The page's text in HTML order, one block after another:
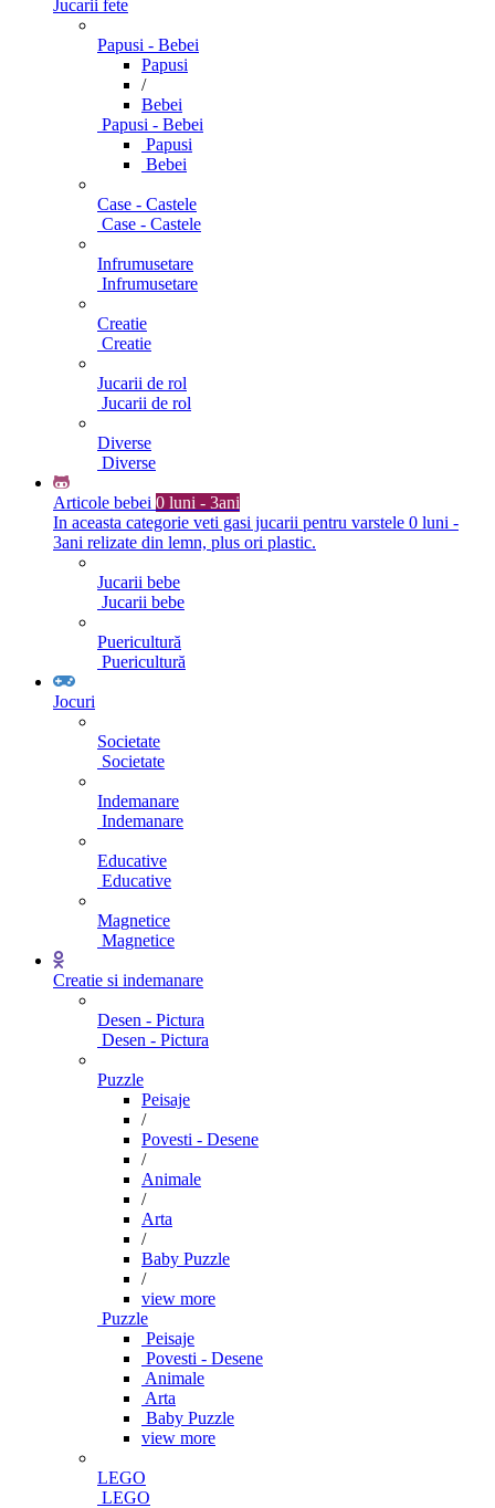
Jucarii fete
Papusi - Bebei
Papusi
/
Bebei
Papusi - Bebei
Papusi
Bebei
Case - Castele
Case - Castele
Infrumusetare
Infrumusetare
Creatie
Creatie
Jucarii de rol
Jucarii de rol
Diverse
Diverse
Articole bebei 0 luni - 3ani
In aceasta categorie veti gasi jucarii pentru varstele 0 luni -
3ani relizate din lemn, plus ori plastic.
Jucarii bebe
Jucarii bebe
Puericultură
Puericultură
Jocuri
Societate
Societate
Indemanare
Indemanare
Educative
Educative
Magnetice
Magnetice
Creatie si indemanare
Desen - Pictura
Desen - Pictura
Puzzle
Peisaje
/
Povesti - Desene
/
Animale
/
Arta
/
Baby Puzzle
/
view more
Puzzle
Peisaje
Povesti - Desene
Animale
Arta
Baby Puzzle
view more
LEGO
LEGO